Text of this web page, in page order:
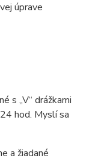
úprave
s „V“ drážkami
hod. Myslí sa
a žiadané